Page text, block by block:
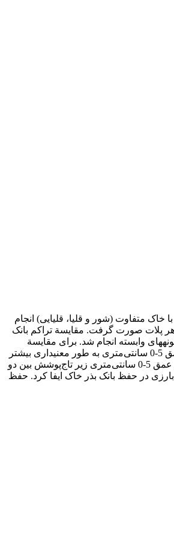
خاک متفاوت (شور و قلیا، قلیایی) انجام
20 پلات در فضای باز اطرافِ هر منطقه مستقر گردید. نمونه‏برداری خاک از دو عمق 5-0 و 10-5 سانتی‏متری در هر پلات صورت گرفت. مقایسة تراکم بانک
وابسته انجام شد. برای مقایسة
خصوصیات بانک بذر بین دو منطقه (شور و قلیا، قلیایی) از آزمون تی استیودنت با نمونه‏های مستقل استفاده شد. نتایج نشان داد که در هر دو منطقه تراکم بانک بذر عمق 5-0 سانتی‌متری به طور معنی‏داری بیشتر
از عمق 10-5 سانتی‏متری بود. همچنین، تراکم بانک بذر خاک هر دو عمق منطقة شور و قلیا بیشتر از منطقة قلیایی بود. تشابه بانک بذر خاک با پوشش روزمینی فقط در عمق 5-0 سانتی‌متری زیر تاج‌پوشش بین دو
در حفظ بانک بذر خاک ایفا کرد. حفظ